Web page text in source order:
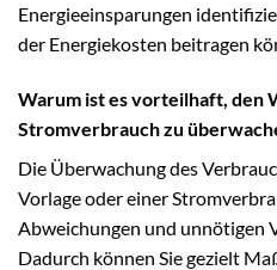
Energieeinsparungen
der Energiekosten beitragen
Warum ist es vorteilhaft, den
Stromverbrauch zu
Die Überwachung des
Vorlage oder einer
Abweichungen und unnötigen
Dadurch können Sie gezielt